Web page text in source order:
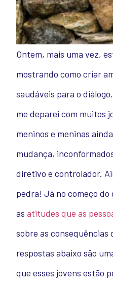
Ontem, mais uma vez,
mostrando como criar
saudáveis para o
me deparei com muitos
meninos e meninas
mudança,
diretivo e controlador.
pedra! Já no começo
as atitudes que as
sobre as consequências
respostas abaixo são
que esses jovens estão